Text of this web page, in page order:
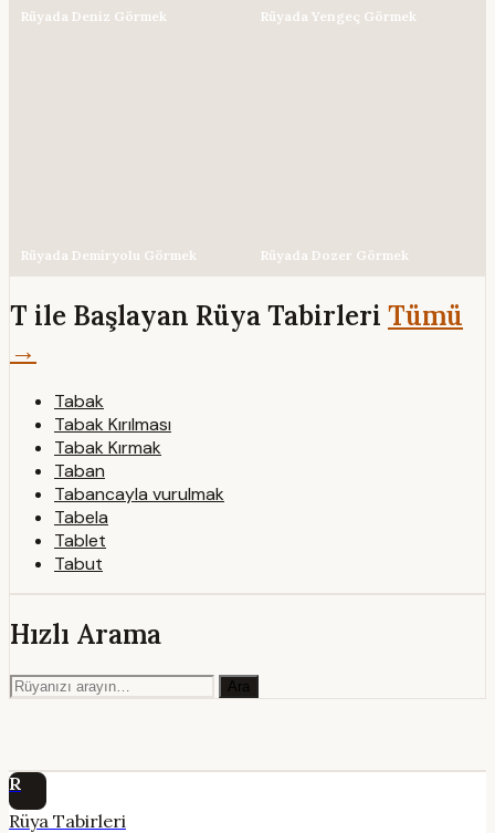
Rüyada Deniz Görmek Rüyada Yengeç Görmek
Rüyada Demiryolu Görmek Rüyada Dozer Görmek
T ile Başlayan Rüya Tabirleri Tümü
→
Tabak
Tabak Kırılması
Tabak Kırmak
Taban
Tabancayla vurulmak
Tabela
Tablet
Tabut
Hızlı Arama
Ara
R
Rüya Tabirleri